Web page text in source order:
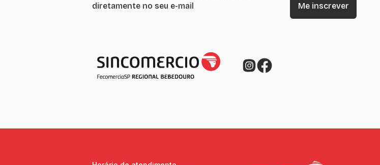
diretamente no seu e-mail